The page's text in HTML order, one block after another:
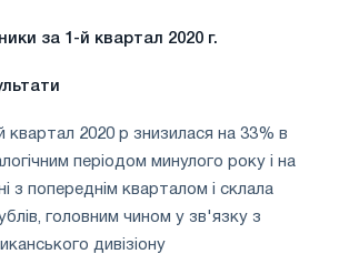
за 1-й квартал 2020 г.
квартал 2020 р знизилася на 33% в
періодом минулого року і на
з попереднім кварталом і склала
головним чином у зв'язку з
дивізіону